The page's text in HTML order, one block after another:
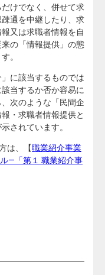
けでなく、併せて求
通を中継したり、求
又は求職者情報を自
の「情報提供」の態
。
に該当するものでは
当するか否か容易に
次のような「民間企
・求職者情報提供と
されています。
は、【職業紹介事業
―「第１ 職業紹介事